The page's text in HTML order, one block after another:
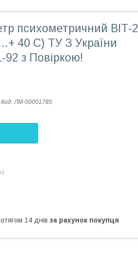
психометричний ВІТ-2
40 C) ТУ З України
92 з Повіркою!
Код:ЛМ-00001785
14 днів за рахунок покупця